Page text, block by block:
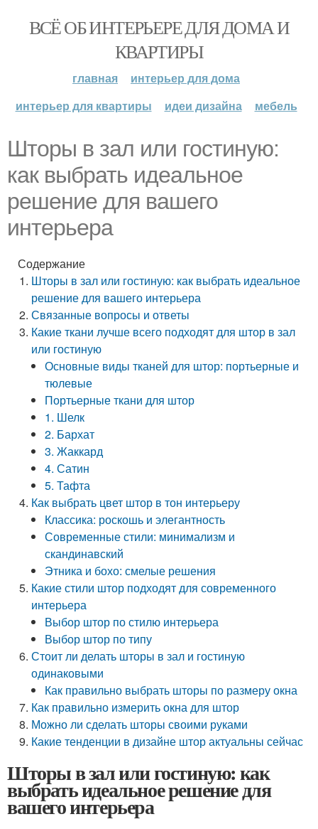
ВСЁ ОБ ИНТЕРЬЕРЕ ДЛЯ ДОМА И
КВАРТИРЫ
главная
интерьер для дома
интерьер для квартиры
идеи дизайна мебель
Шторы в зал или гостиную:
как выбрать идеальное
решение для вашего
интерьера
Содержание
Шторы в зал или гостиную: как выбрать идеальное
решение для вашего интерьера
Связанные вопросы и ответы
Какие ткани лучше всего подходят для штор в зал
или гостиную
Основные виды тканей для штор: портьерные и
тюлевые
Портьерные ткани для штор
1. Шелк
2. Бархат
3. Жаккард
4. Сатин
5. Тафта
Как выбрать цвет штор в тон интерьеру
Классика: роскошь и элегантность
Современные стили: минимализм и
скандинавский
Этника и бохо: смелые решения
Какие стили штор подходят для современного
интерьера
Выбор штор по стилю интерьера
Выбор штор по типу
Стоит ли делать шторы в зал и гостиную
одинаковыми
Как правильно выбрать шторы по размеру окна
Как правильно измерить окна для штор
Можно ли сделать шторы своими руками
Какие тенденции в дизайне штор актуальны сейчас
Шторы в зал или гостиную: как
выбрать идеальное решение для
вашего интерьера